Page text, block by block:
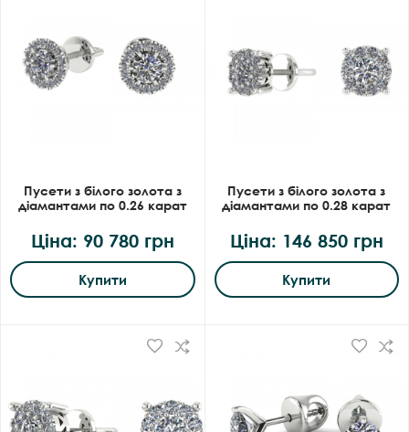
Пусети з білого золота з
діамантами по 0.26 карат
Ціна: 90 780 грн
Купити
Пусети з білого золота з
діамантами по 0.28 карат
Ціна: 146 850 грн
Купити